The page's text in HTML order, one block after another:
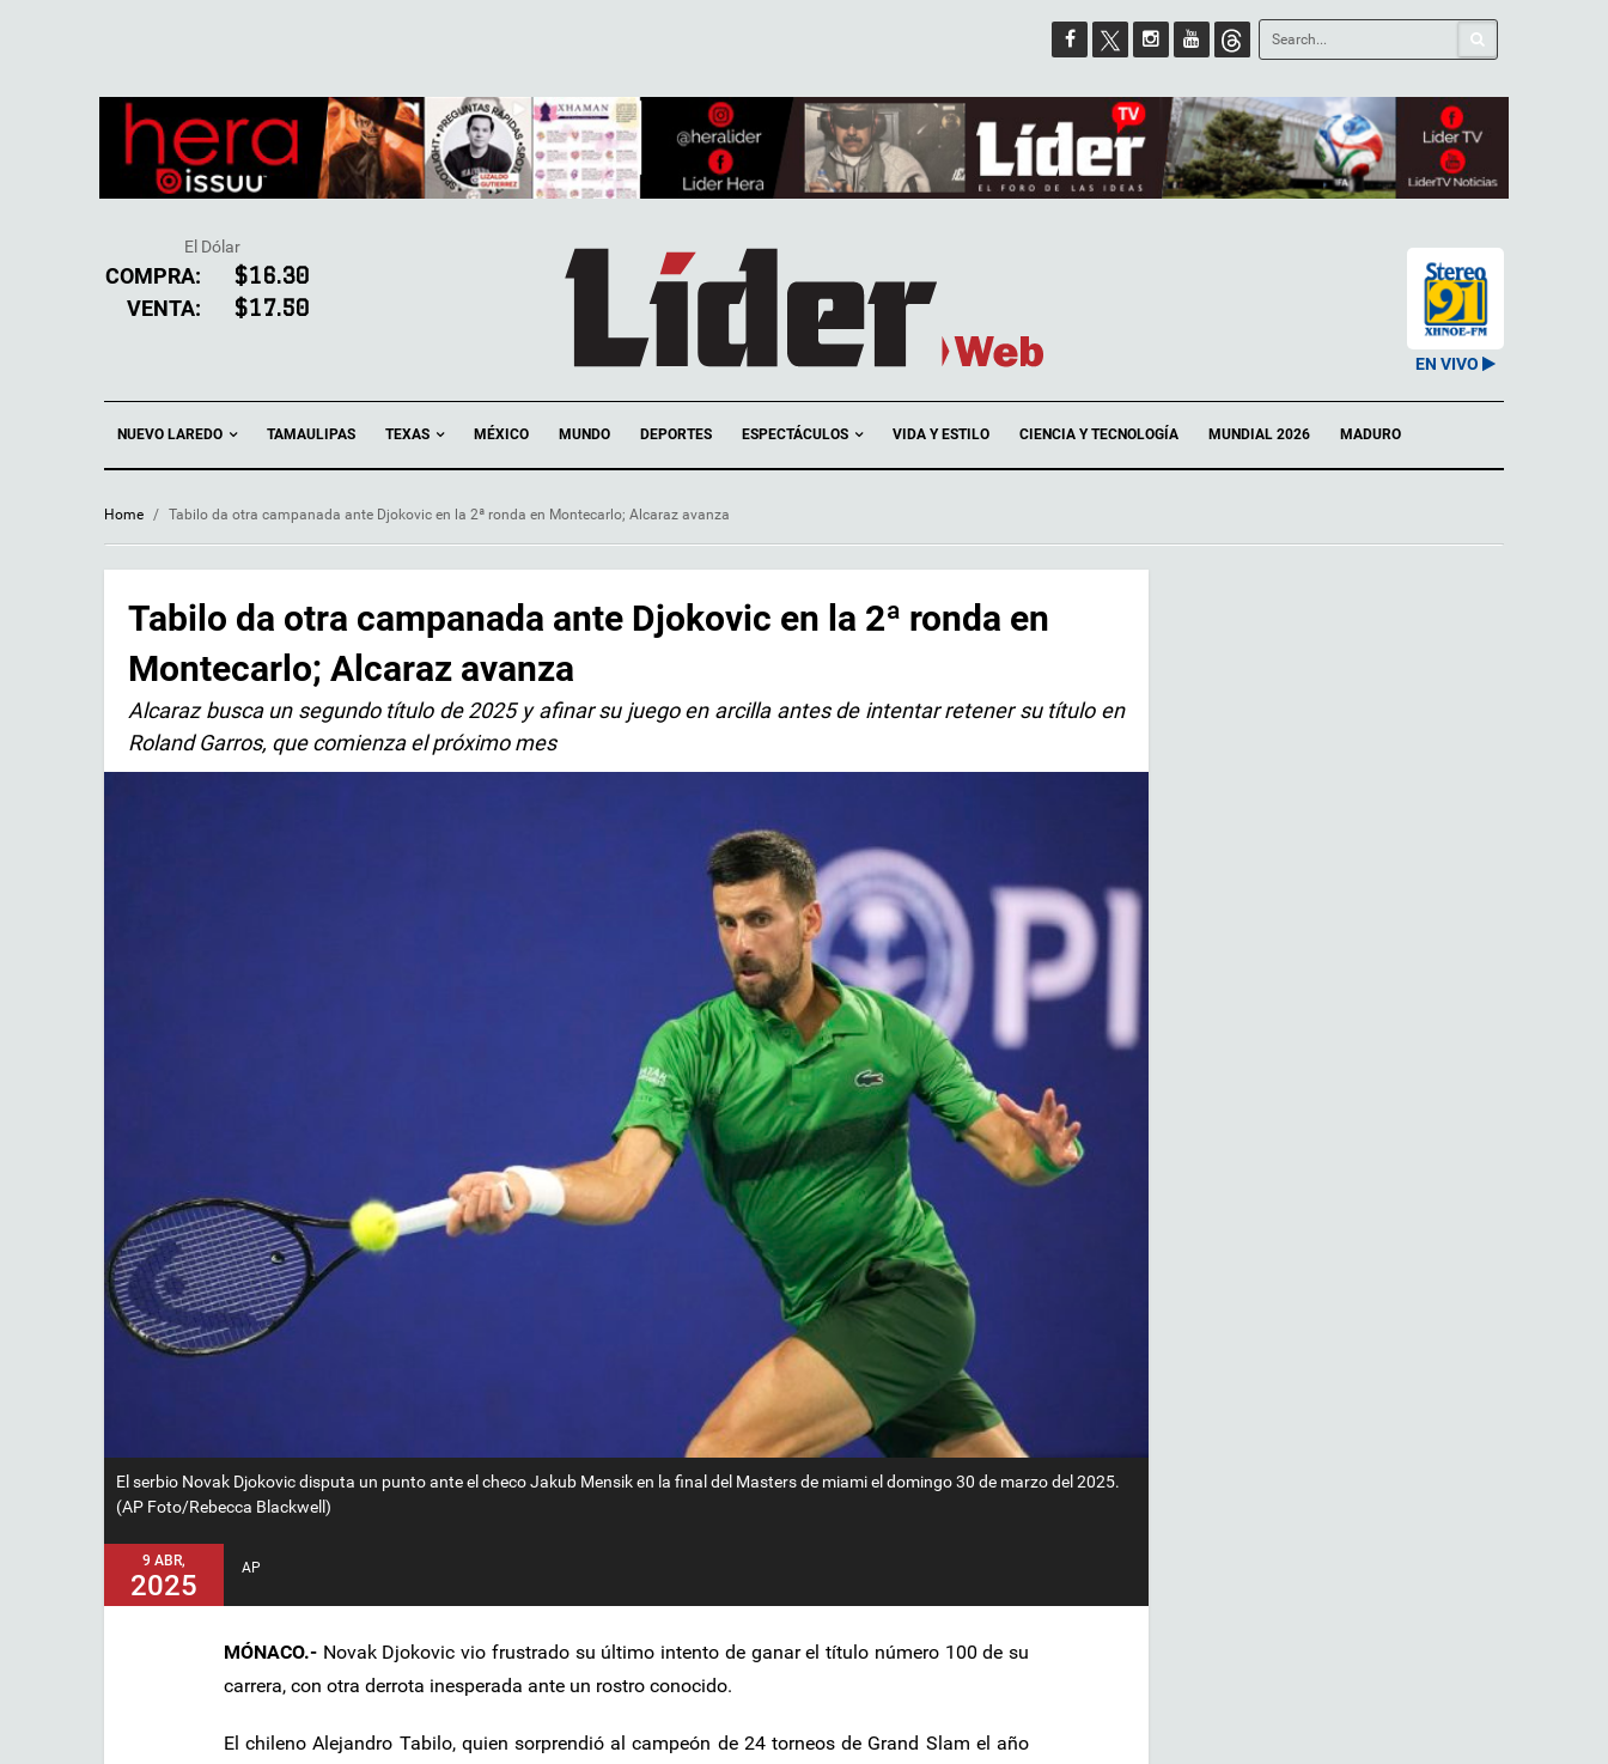
El Dólar
COMPRA: $16.30
VENTA: $17.50
EN VIVO
NUEVO LAREDO TAMAULIPAS TEXAS MÉXICO MUNDO DEPORTES ESPECTÁCULOS VIDA Y ESTILO CIENCIA Y TECNOLOGÍA MUNDIAL 2026 MADURO
Home / Tabilo da otra campanada ante Djokovic en la 2ª ronda en Montecarlo; Alcaraz avanza
Tabilo da otra campanada ante Djokovic en la 2ª ronda en
Montecarlo; Alcaraz avanza
Alcaraz busca un segundo título de 2025 y afinar su juego en arcilla antes de intentar retener su título en
Roland Garros, que comienza el próximo mes
El serbio Novak Djokovic disputa un punto ante el checo Jakub Mensik en la final del Masters de miami el domingo 30 de marzo del 2025.
(AP Foto/Rebecca Blackwell)
9 ABR,
2025
AP
MÓNACO.- Novak Djokovic vio frustrado su último intento de ganar el título número 100 de su
carrera, con otra derrota inesperada ante un rostro conocido.
El chileno Alejandro Tabilo, quien sorprendió al campeón de 24 torneos de Grand Slam el año